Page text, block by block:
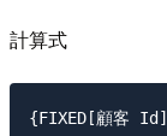
計算式